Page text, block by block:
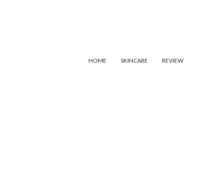
HOME SKINCARE REVIEW